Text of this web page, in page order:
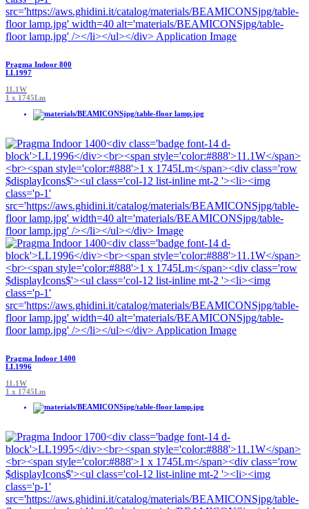
Pragma Indoor 800
LL1997
11.1W
1 x 1745Lm
Pragma Indoor 1400
LL1996
11.1W
1 x 1745Lm